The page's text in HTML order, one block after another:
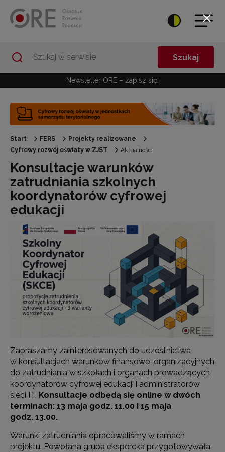
Szukaj
Newsletter ORE – zapisz się!
Start FERS
Projekty realizowane
Cyfrowy rozwój oświaty w ZJST
Aktualności
Konsultacje warunków
zatrudniania szkolnych
koordynatorów cyfrowej
edukacji
Zapraszamy zainteresowanych do uczestnictwa
w konsultacjach warunków finansowo-organizacyjnych
do zatrudniania w szkołach i organach prowadzących
koordynatorów cyfrowej edukacji i administratorów
sieci IT. Konsultacje odbędą się online w dwóch
terminach: 13 maja godz. 11.00 i 15 maja
godz. 13.00.
Warunki zatrudniania opracowaliśmy w ramach
projektu. Powołana grupa ekspercka przygotowywała